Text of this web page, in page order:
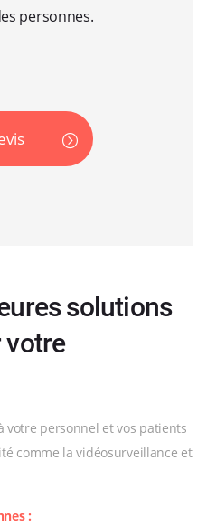
personnes.
solutions
votre
votre personnel et vos patients
comme la vidéosurveillance et
: